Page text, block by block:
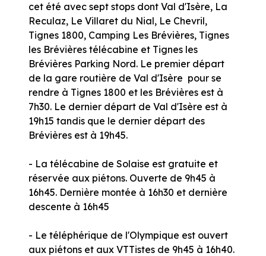
cet été avec sept stops dont Val d'Isère, La
Reculaz, Le Villaret du Nial, Le Chevril,
Tignes 1800, Camping Les Brévières, Tignes
les Brévières télécabine et Tignes les
Brévières Parking Nord. Le premier départ
de la gare routière de Val d'Isère pour se
rendre à Tignes 1800 et les Brévières est à
7h30. Le dernier départ de Val d'Isère est à
19h15 tandis que le dernier départ des
Brévières est à 19h45.
- La télécabine de Solaise est gratuite et
réservée aux piétons. Ouverte de 9h45 à
16h45. Dernière montée à 16h30 et dernière
descente à 16h45
- Le téléphérique de l'Olympique est ouvert
aux piétons et aux VTTistes de 9h45 à 16h40.